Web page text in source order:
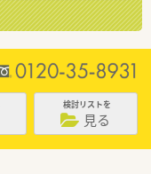
検討リストを
見る